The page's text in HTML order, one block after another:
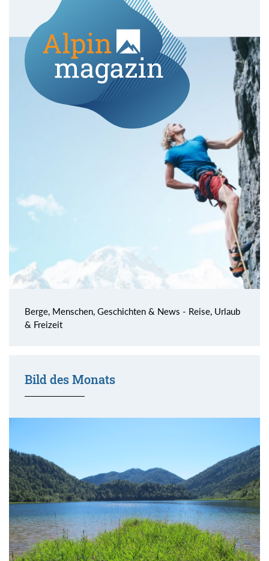
Berge, Menschen, Geschichten & News - Reise, Urlaub
& Freizeit
Bild des Monats